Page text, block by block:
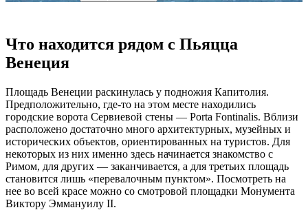
Что находится рядом с Пьяцца
Венеция
Площадь Венеции раскинулась у подножия Капитолия.
Предположительно, где-то на этом месте находились
городские ворота Сервиевой стены — Porta Fontinalis. Вблизи
расположено достаточно много архитектурных, музейных и
исторических объектов, ориентированных на туристов. Для
некоторых из них именно здесь начинается знакомство с
Римом, для других — заканчивается, а для третьих площадь
становится лишь «перевалочным пунктом». Посмотреть на
нее во всей красе можно со смотровой площадки Монумента
Виктору Эммануилу II.